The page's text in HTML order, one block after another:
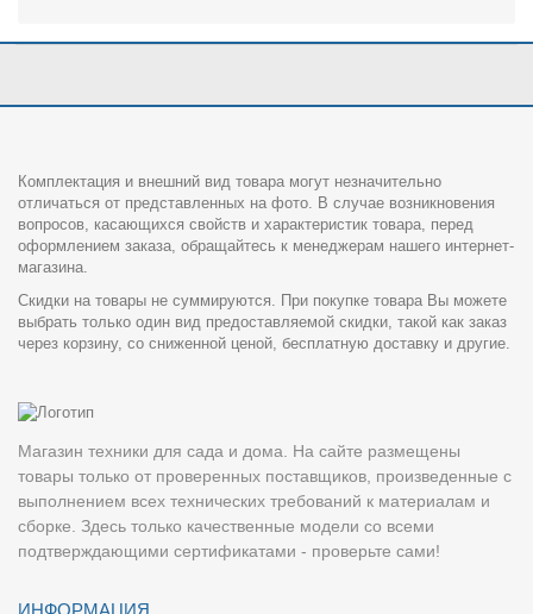
Комплектация и внешний вид товара могут незначительно
отличаться от представленных на фото. В случае возникновения
вопросов, касающихся свойств и характеристик товара, перед
оформлением заказа, обращайтесь к менеджерам нашего интернет-
магазина.
Скидки на товары не суммируются. При покупке товара Вы можете
выбрать только один вид предоставляемой скидки, такой как заказ
через корзину, со сниженной ценой, бесплатную доставку и другие.
Магазин техники для сада и дома. На сайте размещены
товары только от проверенных поставщиков, произведенные с
выполнением всех технических требований к материалам и
сборке. Здесь только качественные модели со всеми
подтверждающими сертификатами - проверьте сами!
ИНФОРМАЦИЯ